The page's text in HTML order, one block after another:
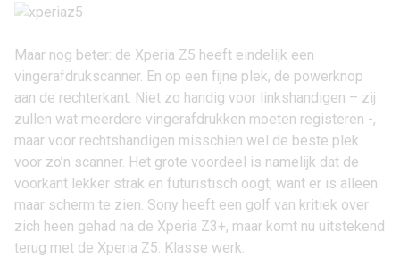
Maar nog beter: de Xperia Z5 heeft eindelijk een
vingerafdrukscanner. En op een fijne plek, de powerknop
aan de rechterkant. Niet zo handig voor linkshandigen – zij
zullen wat meerdere vingerafdrukken moeten registeren -,
maar voor rechtshandigen misschien wel de beste plek
voor zo’n scanner. Het grote voordeel is namelijk dat de
voorkant lekker strak en futuristisch oogt, want er is alleen
maar scherm te zien. Sony heeft een golf van kritiek over
zich heen gehad na de Xperia Z3+, maar komt nu uitstekend
terug met de Xperia Z5. Klasse werk.